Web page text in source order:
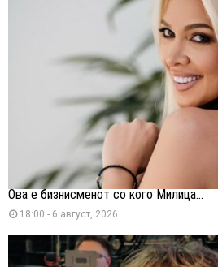
Ова е бизнисменот со кого Милица...
18:00 - 6 август, 2026